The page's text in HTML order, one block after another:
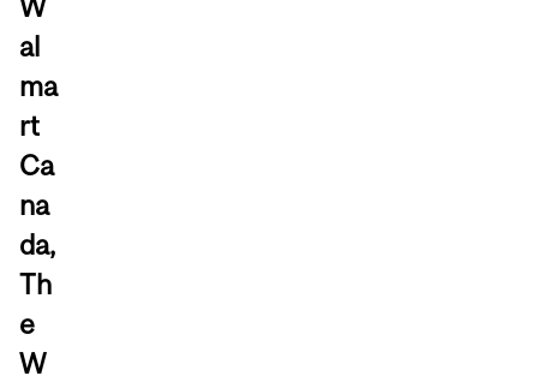
W
al
ma
rt
Ca
na
da,
Th
e
W